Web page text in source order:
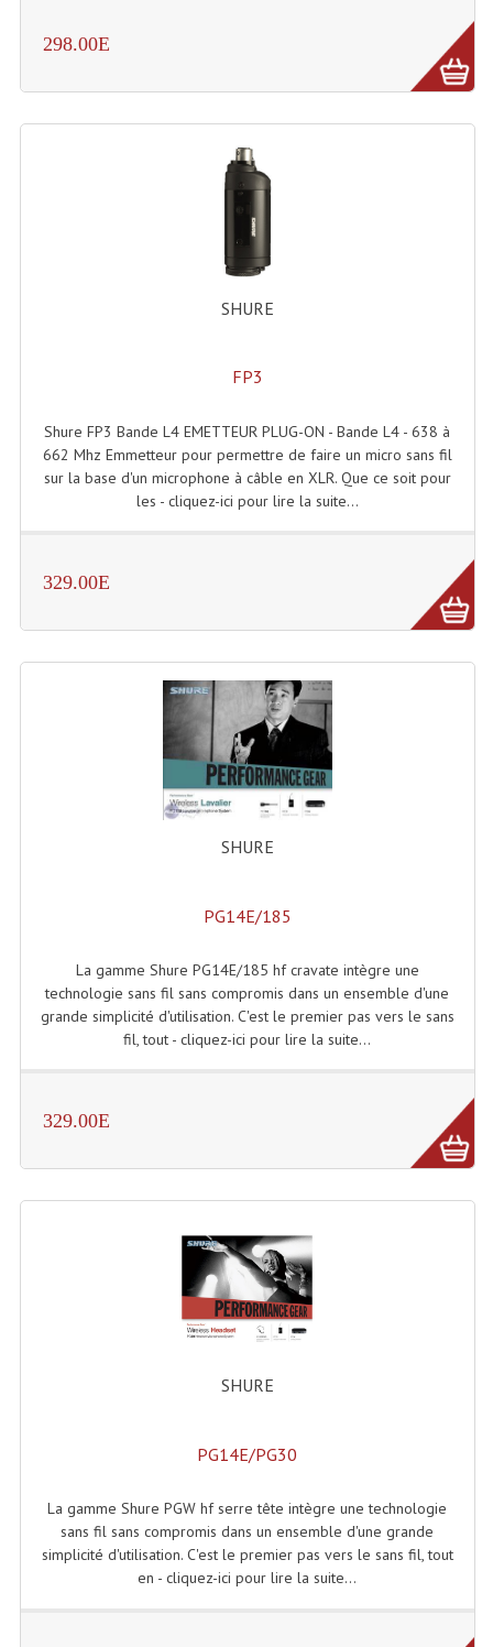
298.00E
SHURE
FP3
Shure FP3 Bande L4 EMETTEUR PLUG-ON - Bande L4 - 638 à
662 Mhz Emmetteur pour permettre de faire un micro sans fil
sur la base d'un microphone à câble en XLR. Que ce soit pour
les - cliquez-ici pour lire la suite...
329.00E
SHURE
PG14E/185
La gamme Shure PG14E/185 hf cravate intègre une
technologie sans fil sans compromis dans un ensemble d'une
grande simplicité d'utilisation. C'est le premier pas vers le sans
fil, tout - cliquez-ici pour lire la suite...
329.00E
SHURE
PG14E/PG30
La gamme Shure PGW hf serre tête intègre une technologie
sans fil sans compromis dans un ensemble d'une grande
simplicité d'utilisation. C'est le premier pas vers le sans fil, tout
en - cliquez-ici pour lire la suite...